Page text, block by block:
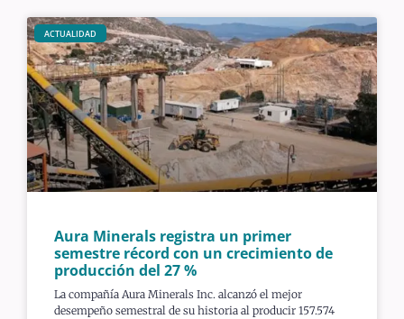
ACTUALIDAD
Aura Minerals registra un primer
semestre récord con un crecimiento de
producción del 27 %
La compañía Aura Minerals Inc. alcanzó el mejor
desempeño semestral de su historia al producir 157.574